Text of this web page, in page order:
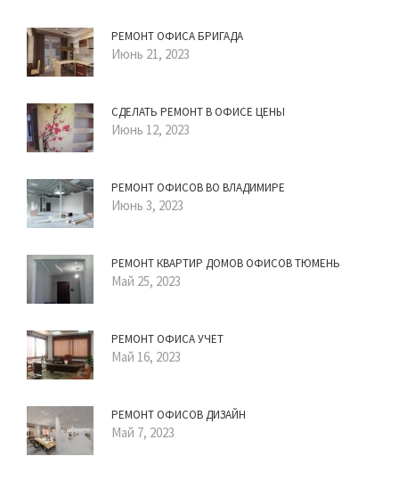
РЕМОНТ ОФИСА БРИГАДА
Июнь 21, 2023
СДЕЛАТЬ РЕМОНТ В ОФИСЕ ЦЕНЫ
Июнь 12, 2023
РЕМОНТ ОФИСОВ ВО ВЛАДИМИРЕ
Июнь 3, 2023
РЕМОНТ КВАРТИР ДОМОВ ОФИСОВ ТЮМЕНЬ
Май 25, 2023
РЕМОНТ ОФИСА УЧЕТ
Май 16, 2023
РЕМОНТ ОФИСОВ ДИЗАЙН
Май 7, 2023